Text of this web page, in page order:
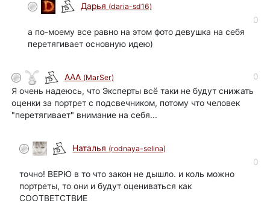
Дарья (daria-sd16)
0
а по-моему все равно на этом фото девушка на себя
перетягивает основную идею)
ААА (MarSer)
0
Я очень надеюсь, что Эксперты всё таки не будут снижать
оценки за портрет с подсвечником, потому что человек
"перетягивает" внимание на себя...
Наталья (rodnaya-selina)
0
точно! ВЕРЮ в то что закон не дышло. и коль можно
портреты, то они и будут оцениваться как
СООТВЕТСТВИЕ